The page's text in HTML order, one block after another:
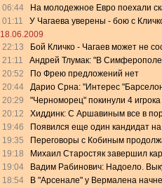
06:44
На молодежное Евро поехали
01:11
У Чагаева уверены - бою с
18.06.2009
22:13
Бой Кличко - Чагаев может не
21:11
Андрей Тлумак: "В Симферополе
20:52
По Фрею предложений нет
20:44
Дарио Срна: "Интерес
20:29
"Черноморец" покинули 4 игрока
20:12
Хиддинк: С Аршавиным все в
19:46
Появился еще один кандидат
19:35
Переговоры с Кобиным
19:18
Михаил Старостяк завершил
19:04
Вадим Рабинович: Надоело.
18:54
В "Арсенале" у Вермалена